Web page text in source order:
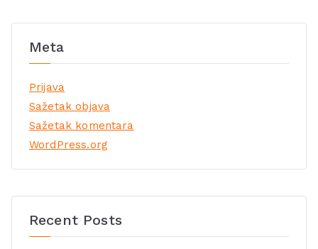
Meta
Prijava
Sažetak objava
Sažetak komentara
WordPress.org
Recent Posts